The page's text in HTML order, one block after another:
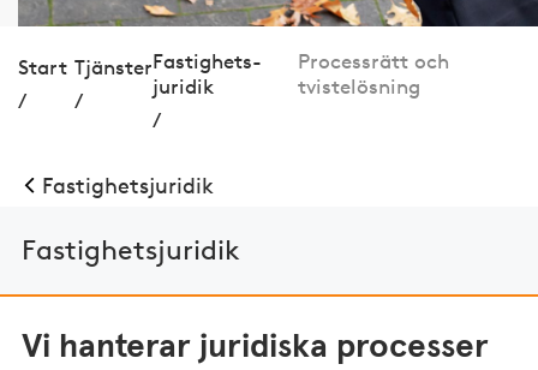
Start
/
Tjänster
/
Fastig­hets­
juridik
/
Processrätt och
tvistelösning
Fastig­hets­juridik
Fastig­hets­juridik
Vi hanterar juridiska processer